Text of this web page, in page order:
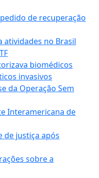
de recuperação
no Brasil
biomédicos
invasivos
da Operação Sem
Interamericana de
de justiça após
sobre a